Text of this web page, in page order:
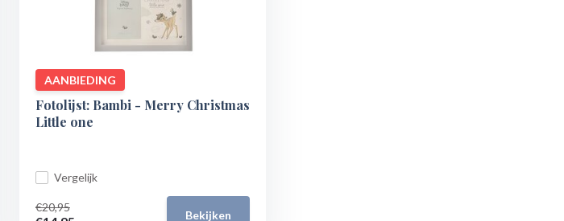
AANBIEDING
Fotolijst: Bambi - Merry Christmas
Little one
Vergelijk
€20,95
Bekijken